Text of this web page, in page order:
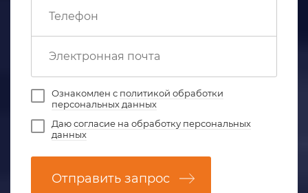
Ознакомлен с политикой обработки
персональных данных
Даюсогласие на обработку персональных
данных
Отправить запрос